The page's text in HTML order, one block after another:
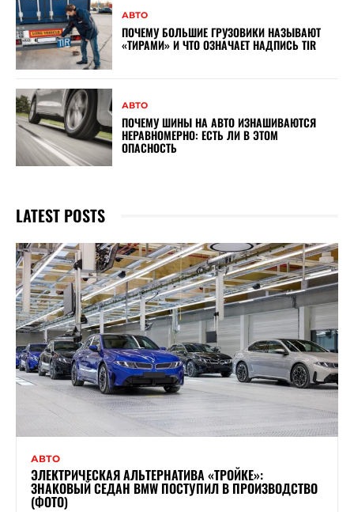
АВТО
ПОЧЕМУ БОЛЬШИЕ ГРУЗОВИКИ НАЗЫВАЮТ
«ТИРАМИ» И ЧТО ОЗНАЧАЕТ НАДПИСЬ TIR
АВТО
ПОЧЕМУ ШИНЫ НА АВТО ИЗНАШИВАЮТСЯ
НЕРАВНОМЕРНО: ЕСТЬ ЛИ В ЭТОМ
ОПАСНОСТЬ
LATEST POSTS
АВТО
ЭЛЕКТРИЧЕСКАЯ АЛЬТЕРНАТИВА «ТРОЙКЕ»:
ЗНАКОВЫЙ СЕДАН BMW ПОСТУПИЛ В ПРОИЗВОДСТВО
(ФОТО)